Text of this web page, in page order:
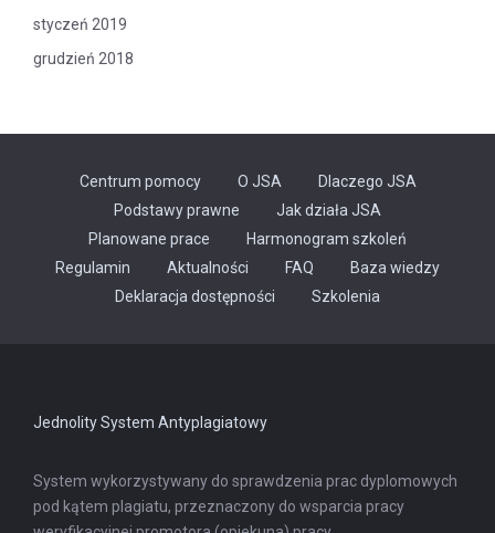
styczeń 2019
grudzień 2018
Centrum pomocy O JSA
Dlaczego JSA
Podstawy prawne
Jak działa JSA
Planowane prace
Harmonogram szkoleń
Regulamin
Aktualności FAQ
Baza wiedzy
Deklaracja dostępności
Szkolenia
Jednolity System Antyplagiatowy
System wykorzystywany do sprawdzenia prac dyplomowych
pod kątem plagiatu, przeznaczony do wsparcia pracy